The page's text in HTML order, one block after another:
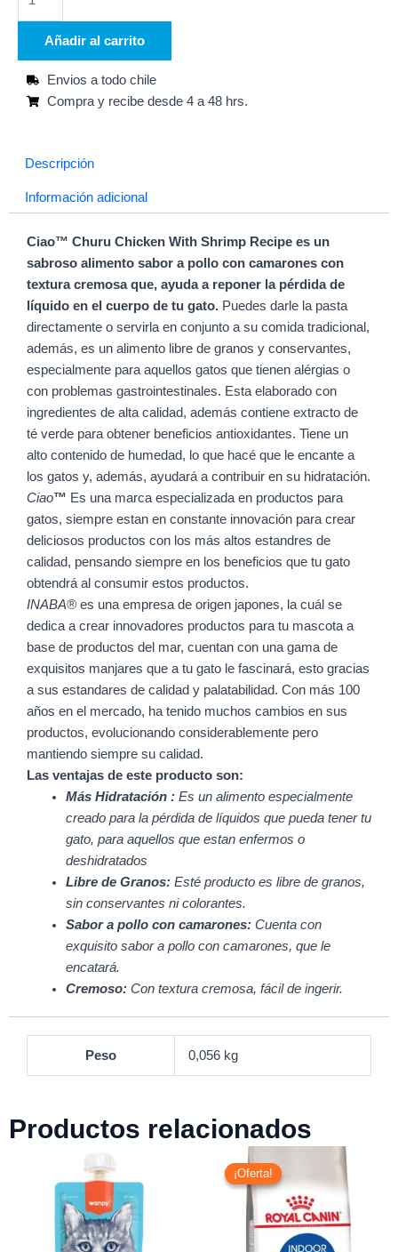
Camarones
56gr
cantidad
Añadir al carrito
Envios a todo chile
Compra y recibe desde 4 a 48 hrs.
Descripción
Información adicional
Ciao™ Churu Chicken With Shrimp Recipe es un
sabroso alimento sabor a pollo con camarones con
textura cremosa que, ayuda a reponer la pérdida de
líquido en el cuerpo de tu gato. Puedes darle la pasta
directamente o servirla en conjunto a su comida tradicional,
además, es un alimento libre de granos y conservantes,
especialmente para aquellos gatos que tienen alérgias o
con problemas gastrointestinales. Esta elaborado con
ingredientes de alta calidad, además contiene extracto de
té verde para obtener beneficios antioxidantes. Tiene un
alto contenido de humedad, lo que hacé que le encante a
los gatos y, además, ayudará a contribuir en su hidratación.
Ciao™ Es una marca especializada en productos para
gatos, siempre estan en constante innovación para crear
deliciosos productos con los más altos estandres de
calidad, pensando siempre en los beneficios que tu gato
obtendrá al consumir estos productos.
INABA® es una empresa de origen japones, la cuál se
dedica a crear innovadores productos para tu mascota a
base de productos del mar, cuentan con una gama de
exquisitos manjares que a tu gato le fascinará, esto gracias
a sus estandares de calidad y palatabilidad. Con más 100
años en el mercado, ha tenido muchos cambios en sus
productos, evolucionando considerablemente pero
mantiendo siempre su calidad.
Las ventajas de este producto son:
Más Hidratación : Es un alimento especialmente
creado para la pérdida de líquidos que pueda tener tu
gato, para aquellos que estan enfermos o
deshidratados
Libre de Granos: Esté producto es libre de granos,
sin conservantes ni colorantes.
Sabor a pollo con camarones: Cuenta con
exquisito sabor a pollo con camarones, que le
encatará.
Cremoso: Con textura cremosa, fácil de ingerir.
Peso 0,056 kg
Productos relacionados
¡Oferta!
¡Oferta!
precios:
desde
$15.990
hasta
$50.990